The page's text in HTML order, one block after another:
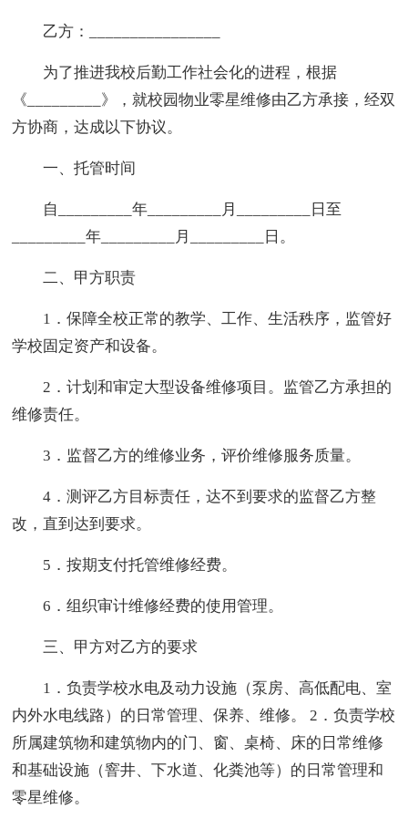
乙方：________________
为了推进我校后勤工作社会化的进程，根据
《_________》，就校园物业零星维修由乙方承接，经双
方协商，达成以下协议。
一、托管时间
自_________年_________月_________日至
_________年_________月_________日。
二、甲方职责
1．保障全校正常的教学、工作、生活秩序，监管好
学校固定资产和设备。
2．计划和审定大型设备维修项目。监管乙方承担的
维修责任。
3．监督乙方的维修业务，评价维修服务质量。
4．测评乙方目标责任，达不到要求的监督乙方整
改，直到达到要求。
5．按期支付托管维修经费。
6．组织审计维修经费的使用管理。
三、甲方对乙方的要求
1．负责学校水电及动力设施（泵房、高低配电、室
内外水电线路）的日常管理、保养、维修。 2．负责学校
所属建筑物和建筑物内的门、窗、桌椅、床的日常维修
和基础设施（窨井、下水道、化粪池等）的日常管理和
零星维修。